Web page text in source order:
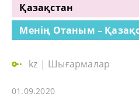
Қазақстан
Менің Отаным –
kz | Шығармалар
01.09.2020